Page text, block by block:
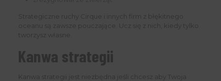
Strategiczne ruchy Cirque i innych firm z błękitnego
oceanu są zawsze pouczające. Ucz się z nich, kiedy tylko
tworzysz własne.
Kanwa strategii
Kanwa strategii jest niezbędna jeśli chcesz aby Twoja